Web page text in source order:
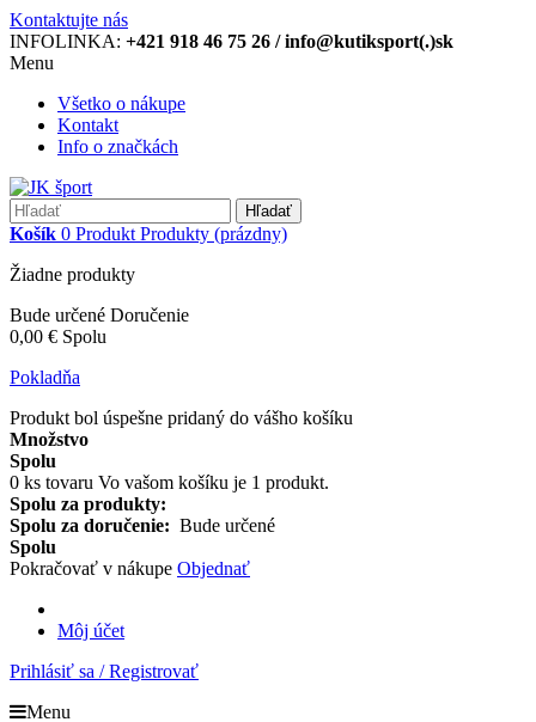
Kontaktujte nás
INFOLINKA: +421 918 46 75 26 / info@kutiksport(.)sk
Menu
Všetko o nákupe
Kontakt
Info o značkách
Hľadať
Košík 0 Produkt Produkty (prázdny)
Žiadne produkty
Bude určené Doručenie
0,00 € Spolu
Pokladňa
Produkt bol úspešne pridaný do vášho košíku
Množstvo
Spolu
0 ks tovaru Vo vašom košíku je 1 produkt.
Spolu za produkty:
Spolu za doručenie: Bude určené
Spolu
Pokračovať v nákupe Objednať
Môj účet
Prihlásiť sa / Registrovať
Menu